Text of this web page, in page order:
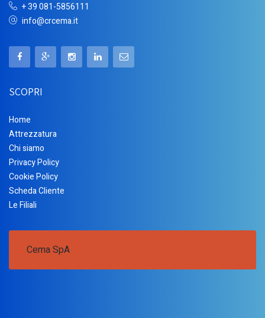
+ 39 081-5856111
info@crcema.it
SCOPRI
Home
Attrezzatura
Chi siamo
Privacy Policy
Cookie Policy
Scheda Cliente
Le Filiali
Cema SpA